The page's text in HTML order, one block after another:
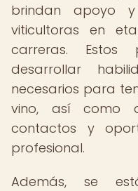
brindan apoyo
viticultoras en
carreras. Estos
desarrollar
necesarios para
vino, así como
contactos y
profesional.
Además, se